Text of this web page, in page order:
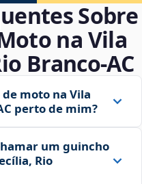
Sobre
na Vila
Branco‑AC
moto na Vila
perto de mim?
um guincho
Rio